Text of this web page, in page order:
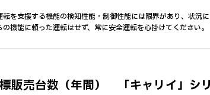
転を支援する機能の検知性能・制御性能には限界があり、状況
機能に頼った運転はせず、常に安全運転を心掛けてください。
販売台数（年間） 「キャリイ」